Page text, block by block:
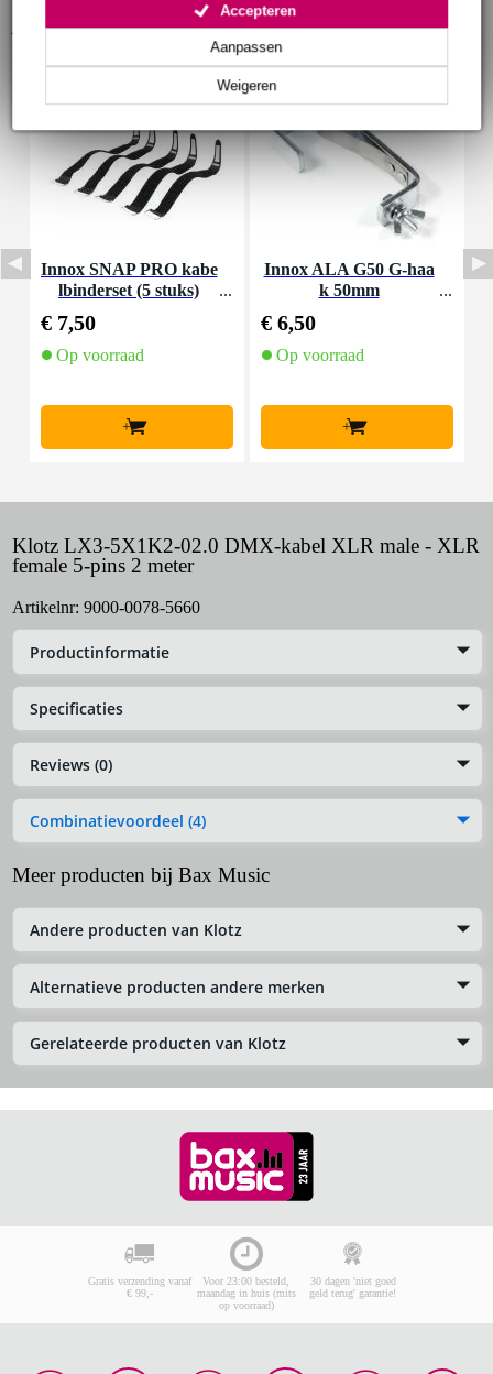
Weigeren
Aanpassen
Accepteren
Accessoires (14)
Innox SNAP PRO kabe
lbinderset (5 stuks)
€ 7,50
Op voorraad
+
Innox ALA G50 G-haa
k 50mm
€ 6,50
Op voorraad
+
Klotz LX3-5X1K2-02.0 DMX-kabel XLR male - XLR
female 5-pins 2 meter
Artikelnr: 9000-0078-5660
Productinformatie
Specificaties
Reviews (0)
Combinatievoordeel (4)
Meer producten bij Bax Music
Andere producten van Klotz
Alternatieve producten andere merken
Gerelateerde producten van Klotz
Gratis verzending vanaf
€ 99,-
Voor 23:00 besteld,
maandag in huis (mits
op voorraad)
30 dagen 'niet goed
geld terug' garantie!